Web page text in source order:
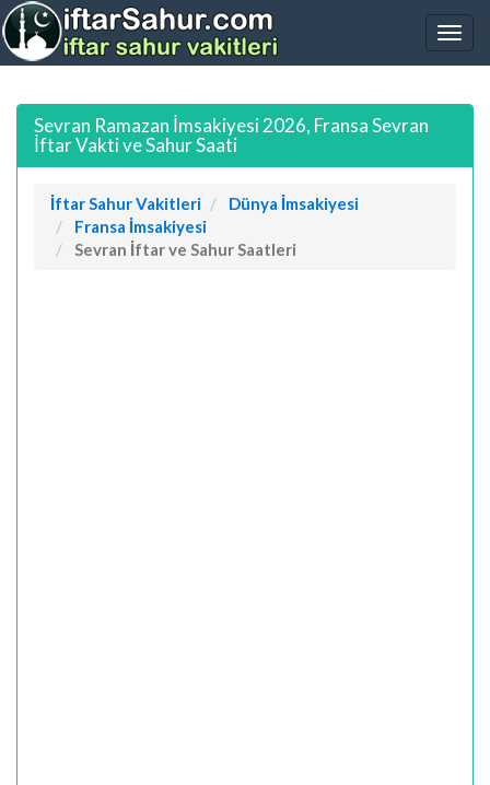
Sevran Ramazan İmsakiyesi 2026, Fransa Sevran
İftar Vakti ve Sahur Saati
İftar Sahur Vakitleri
Dünya İmsakiyesi
Fransa İmsakiyesi
Sevran İftar ve Sahur Saatleri